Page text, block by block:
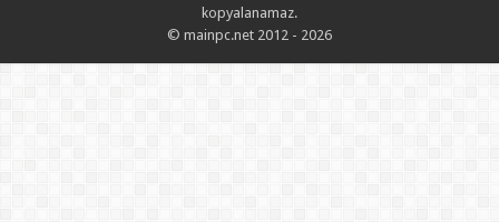
kopyalanamaz.
© mainpc.net 2012 - 2026